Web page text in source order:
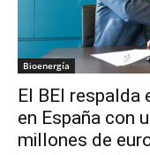
Bioenergía
El BEI
en España con
millones de